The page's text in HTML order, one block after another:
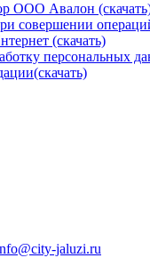
ООО Авалон
совершении
(скачать)
персональных
jaluzi.ru